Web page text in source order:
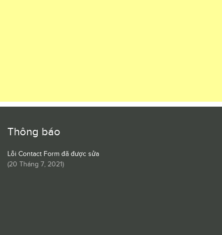
Thông báo
Lỗi Contact Form đã được sửa
(20 Tháng 7, 2021)